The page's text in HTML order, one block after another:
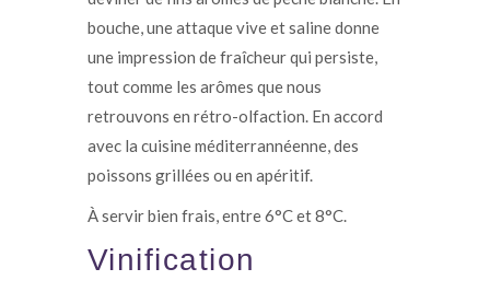
bouche, une attaque vive et saline donne
une impression de fraîcheur qui persiste,
tout comme les arômes que nous
retrouvons en rétro-olfaction. En accord
avec la cuisine méditerrannéenne, des
poissons grillées ou en apéritif.
À servir bien frais, entre 6°C et 8°C.
Vinification